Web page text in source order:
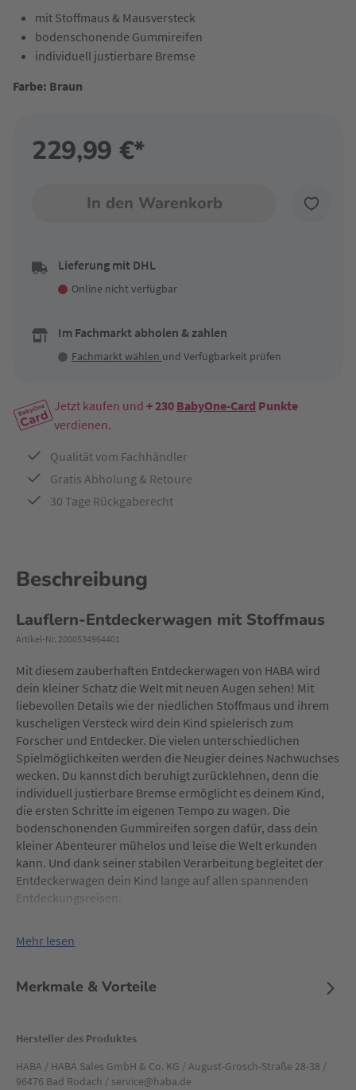
mit Stoffmaus & Mausversteck
bodenschonende Gummireifen
individuell justierbare Bremse
Farbe: Braun
229,99 €*
In den Warenkorb
Lieferung mit DHL
Online nicht verfügbar
Im Fachmarkt abholen & zahlen
Fachmarkt wählen und Verfügbarkeit prüfen
Jetzt kaufen und + 230 BabyOne-Card Punkte
verdienen.
Qualität vom Fachhändler
Gratis Abholung & Retoure
30 Tage Rückgaberecht
Beschreibung
Lauflern-Entdeckerwagen mit Stoffmaus
Artikel-Nr. 2000534964401
Mit diesem zauberhaften Entdeckerwagen von HABA wird
dein kleiner Schatz die Welt mit neuen Augen sehen! Mit
liebevollen Details wie der niedlichen Stoffmaus und ihrem
kuscheligen Versteck wird dein Kind spielerisch zum
Forscher und Entdecker. Die vielen unterschiedlichen
Spielmöglichkeiten werden die Neugier deines Nachwuchses
wecken. Du kannst dich beruhigt zurücklehnen, denn die
individuell justierbare Bremse ermöglicht es deinem Kind,
die ersten Schritte im eigenen Tempo zu wagen. Die
bodenschonenden Gummireifen sorgen dafür, dass dein
kleiner Abenteurer mühelos und leise die Welt erkunden
kann. Und dank seiner stabilen Verarbeitung begleitet der
Entdeckerwagen dein Kind lange auf allen spannenden
Entdeckungsreisen.
Mehr lesen
Merkmale & Vorteile
Hersteller des Produktes
HABA / HABA Sales GmbH & Co. KG / August-Grosch-Straße 28-38 /
96476 Bad Rodach / service@haba.de